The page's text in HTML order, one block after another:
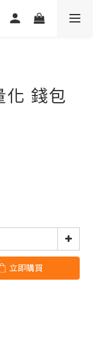
錢包
立即購買